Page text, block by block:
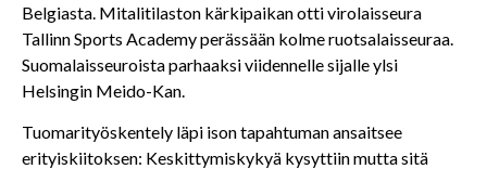
Belgiasta. Mitalitilaston kärkipaikan otti virolaisseura
Tallinn Sports Academy perässään kolme ruotsalaisseuraa.
Suomalaisseuroista parhaaksi viidennelle sijalle ylsi
Helsingin Meido-Kan.
Tuomarityöskentely läpi ison tapahtuman ansaitsee
erityiskiitoksen: Keskittymiskykyä kysyttiin mutta sitä